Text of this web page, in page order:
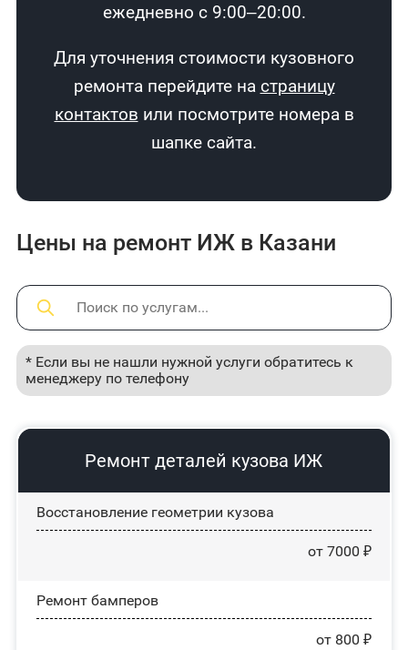
ежедневно с 9:00–20:00.
Для уточнения стоимости кузовного
ремонта перейдите на страницу
контактов или посмотрите номера в
шапке сайта.
Цены на ремонт ИЖ в Казани
* Если вы не нашли нужной услуги обратитесь к
менеджеру по телефону
Ремонт деталей кузова ИЖ
Восстановление геометрии кузова
от 7000 ₽
Ремонт бамперов
от 800 ₽